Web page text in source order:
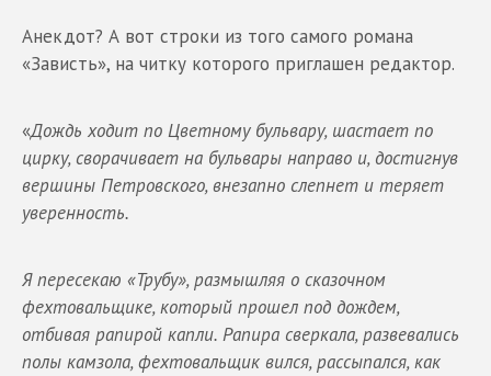
Анекдот? А вот строки из того самого романа
«Зависть», на читку которого приглашен редактор.
«Дождь ходит по Цветному бульвару, шастает по
цирку, сворачивает на бульвары направо и, достигнув
вершины Петровского, внезапно слепнет и теряет
уверенность.
Я пересекаю «Трубу», размышляя о сказочном
фехтовальщике, который прошел под дождем,
отбивая рапирой капли. Рапира сверкала, развевались
полы камзола, фехтовальщик вился, рассыпался, как